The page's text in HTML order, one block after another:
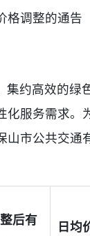
格调整的通告
约高效的绿
服务需求。
市公共交通
后有
日均